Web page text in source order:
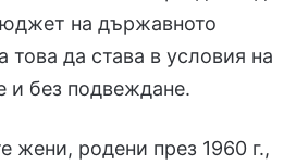
на държавното
това да става в условия на
и без подвеждане.
жени, родени през 1960 г.,